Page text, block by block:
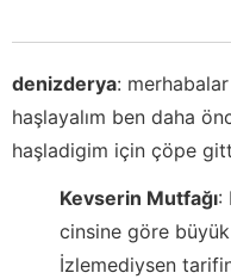
denizderya:
haşlayalım ben daha
haşladigim için çöpe
Kevserin Mutfağı:
cinsine göre
İzlemediysen